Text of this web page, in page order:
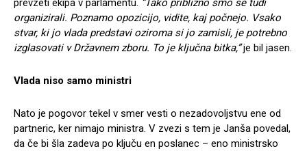
prevzeti ekipa v parlamentu. “Tako približno smo se tudi
organizirali. Poznamo opozicijo, vidite, kaj počnejo. Vsako
stvar, ki jo vlada predstavi oziroma si jo zamisli, je potrebno
izglasovati v Državnem zboru. To je ključna bitka,”je bil jasen.
Vlada niso samo ministri
Nato je pogovor tekel v smer vesti o nezadovoljstvu ene od
partneric, ker nimajo ministra. V zvezi s tem je Janša povedal,
da če bi šla zadeva po ključu en poslanec – eno ministrsko